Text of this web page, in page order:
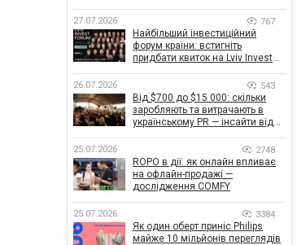
27.07.2026 767
Найбільший інвестиційний
форум країни: встигніть
придбати квиток на Lviv Invest
26.07.2026 543
Від $700 до $15 000: скільки
заробляють та витрачають в
українському PR — інсайти від
25.07.2026 2748
ROPO в дії: як онлайн впливає
на офлайн-продажі —
дослідження COMFY
25.07.2026 3384
Як один оберт приніс Philips
майже 10 мільйонів переглядів